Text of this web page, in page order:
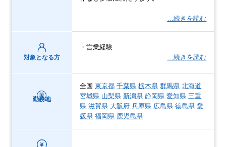
…続きを読む
対象となる方
・営業経験
…続きを読む
勤務地
全国東京都 千葉県 栃木県 群馬県 北海道
宮城県 山梨県 新潟県 静岡県 愛知県 三重
県 滋賀県 大阪府 兵庫県 広島県 徳島県 愛
媛県 福岡県 鹿児島県